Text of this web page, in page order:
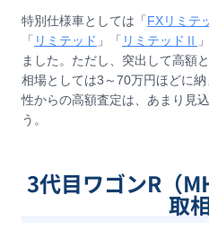
特別仕様車としては「 FXリミテ
「 リミテッド 」「 リミテッドⅡ
ました。ただし、突出して高額
相場としては3～70万円ほどに
性からの高額査定は、あまり見
う。
3代目ワゴンR（
取